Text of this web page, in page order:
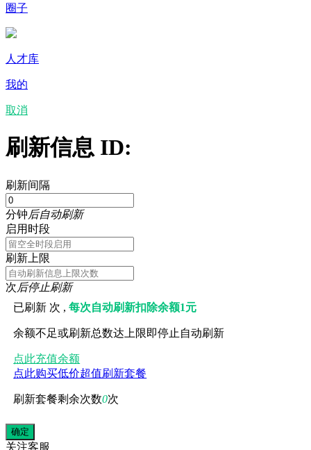
圈子
人才库
我的
取消
刷新信息 ID:
刷新间隔
分钟后自动刷新
启用时段
刷新上限
次后停止刷新
已刷新 次 ,每次自动刷新扣除余额1元
余额不足或刷新总数达上限即停止自动刷新
点此充值余额
点此购买低价超值刷新套餐
刷新套餐剩余次数0次
关注客服